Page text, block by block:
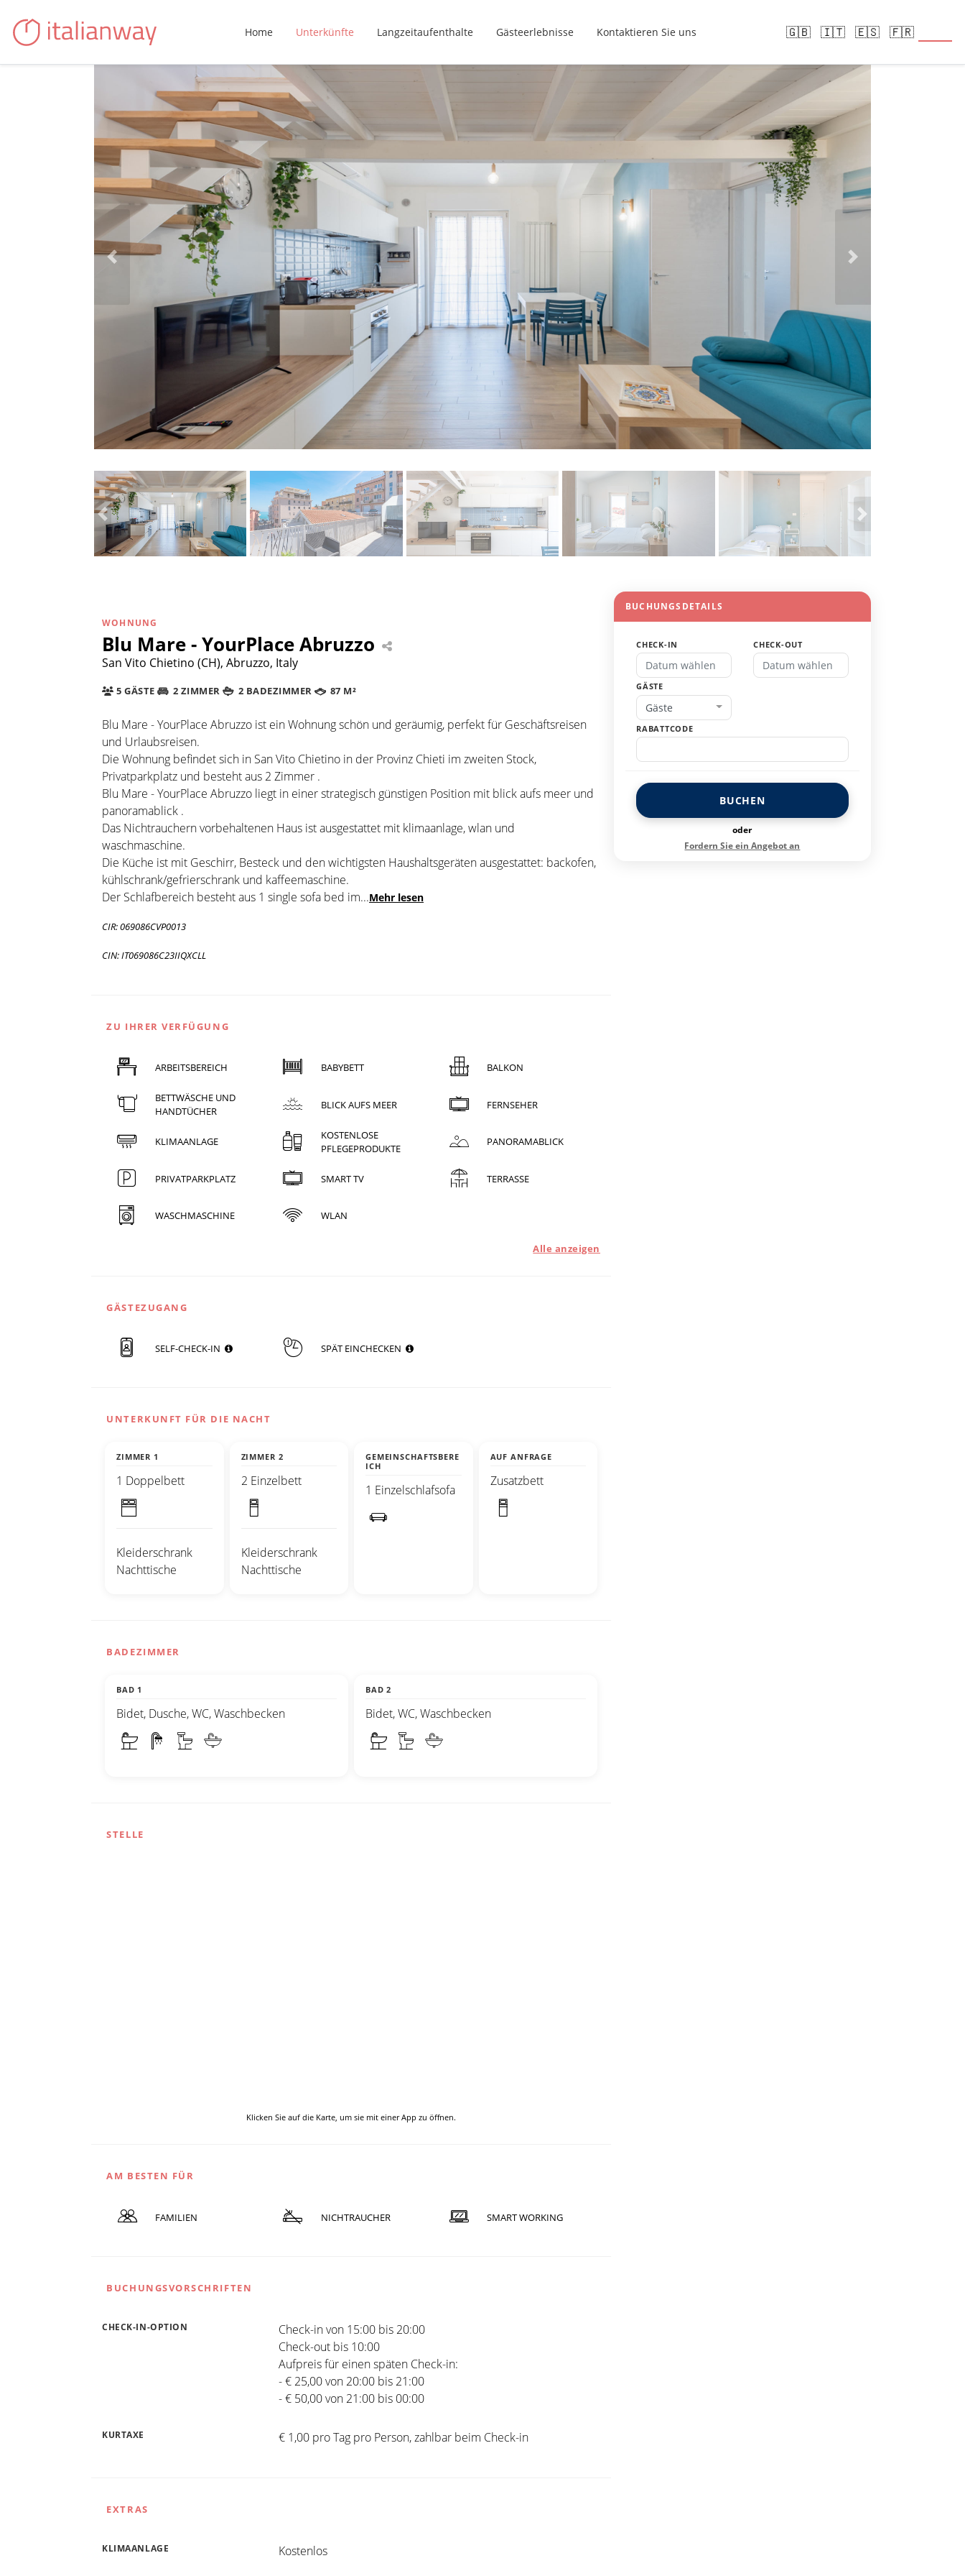
Home Unterkünfte Langzeitaufenthalte Gästeerlebnisse Kontaktieren Sie uns 🇬🇧 🇮🇹 🇪🇸 🇫🇷
WOHNUNG
Blu Mare - YourPlace Abruzzo
San Vito Chietino (CH), Abruzzo, Italy
5 GÄSTE 2 ZIMMER 2 BADEZIMMER 87 M²
Blu Mare - YourPlace Abruzzo ist ein Wohnung schön und geräumig, perfekt für Geschäftsreisen
und Urlaubsreisen.
Die Wohnung befindet sich in San Vito Chietino in der Provinz Chieti im zweiten Stock,
Privatparkplatz und besteht aus 2 Zimmer .
Blu Mare - YourPlace Abruzzo liegt in einer strategisch günstigen Position mit blick aufs meer und
panoramablick .
Das Nichtrauchern vorbehaltenen Haus ist ausgestattet mit klimaanlage, wlan und
waschmaschine.
Die Küche ist mit Geschirr, Besteck und den wichtigsten Haushaltsgeräten ausgestattet: backofen,
kühlschrank/gefrierschrank und kaffeemaschine.
Der Schlafbereich besteht aus 1 single sofa bed im...Mehr lesen
CIR: 069086CVP0013
CIN: IT069086C23IIQXCLL
ZU IHRER VERFÜGUNG
ARBEITSBEREICH BABYBETT BALKON
BETTWÄSCHE UND
HANDTÜCHER
BLICK AUFS MEER FERNSEHER
KLIMAANLAGE
KOSTENLOSE
PFLEGEPRODUKTE
PANORAMABLICK
PRIVATPARKPLATZ SMART TV TERRASSE
WASCHMASCHINE WLAN
Alle anzeigen
GÄSTEZUGANG
SELF-CHECK-IN SPÄT EINCHECKEN
UNTERKUNFT FÜR DIE NACHT
ZIMMER 1
1 Doppelbett
Kleiderschrank
Nachttische
ZIMMER 2
2 Einzelbett
Kleiderschrank
Nachttische
GEMEINSCHAFTSBERE
ICH
1 Einzelschlafsofa
AUF ANFRAGE
Zusatzbett
BADEZIMMER
BAD 1
Bidet, Dusche, WC, Waschbecken
BAD 2
Bidet, WC, Waschbecken
STELLE
Klicken Sie auf die Karte, um sie mit einer App zu öffnen.
AM BESTEN FÜR
FAMILIEN NICHTRAUCHER SMART WORKING
BUCHUNGSVORSCHRIFTEN
CHECK-IN-OPTION
Check-in von 15:00 bis 20:00
Check-out bis 10:00
Aufpreis für einen späten Check-in:
- € 25,00 von 20:00 bis 21:00
- € 50,00 von 21:00 bis 00:00
KURTAXE € 1,00 pro Tag pro Person, zahlbar beim Check-in
EXTRAS
KLIMAANLAGE Kostenlos
BUCHUNGSDETAILS
CHECK-IN CHECK-OUT
GÄSTE
Gäste
RABATTCODE
BUCHEN
oder
Fordern Sie ein Angebot an